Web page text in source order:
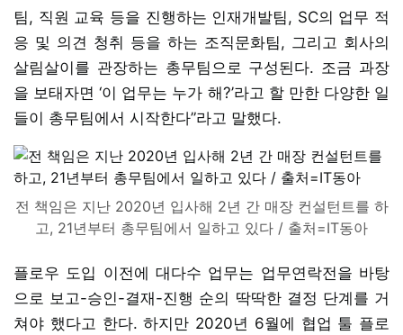
팀, 직원 교육 등을 진행하는 인재개발팀, SC의 업무 적
응 및 의견 청취 등을 하는 조직문화팀, 그리고 회사의
살림살이를 관장하는 총무팀으로 구성된다. 조금 과장
을 보태자면 ‘이 업무는 누가 해?’라고 할 만한 다양한 일
들이 총무팀에서 시작한다”라고 말했다.
전 책임은 지난 2020년 입사해 2년 간 매장 컨설턴트를 하
고, 21년부터 총무팀에서 일하고 있다 / 출처=IT동아
플로우 도입 이전에 대다수 업무는 업무연락전을 바탕
으로 보고-승인-결재-진행 순의 딱딱한 결정 단계를 거
쳐야 했다고 한다. 하지만 2020년 6월에 협업 툴 플로